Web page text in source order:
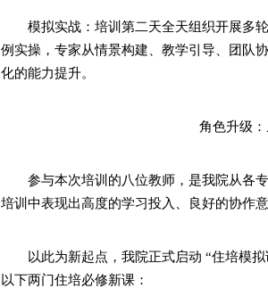
模拟实战：培训第二天全天组织开展多
例实操，专家从情景构建、教学引导、团队
化的能力提升。
角色升级
参与本次培训的八位教师，是我院从各
培训中表现出高度的学习投入、良好的协作
以此为新起点，我院正式启动 “住培模
以下两门住培必修新课：